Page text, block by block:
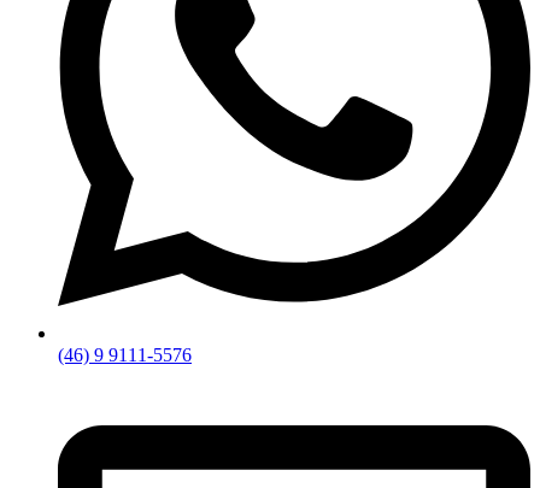
(46) 9 9111-5576